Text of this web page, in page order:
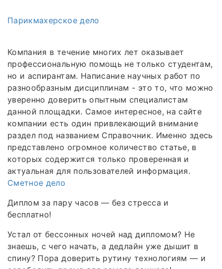
Парикмахерское дело
Компания в течение многих лет оказывает
профессиональную помощь не только студентам,
но и аспирантам. Написание научных работ по
разнообразным дисциплинам - это то, что можно
уверенно доверить опытным специалистам
данной площадки. Самое интересное, на сайте
компании есть один привлекающий внимание
раздел под названием Справочник. Именно здесь
представлено огромное количество статье, в
которых содержится только проверенная и
актуальная для пользователей информация.
Сметное дело
Диплом за пару часов — без стресса и
бесплатно!
Устал от бессонных ночей над дипломом? Не
знаешь, с чего начать, а дедлайн уже дышит в
спину? Пора доверить рутину технологиям — и